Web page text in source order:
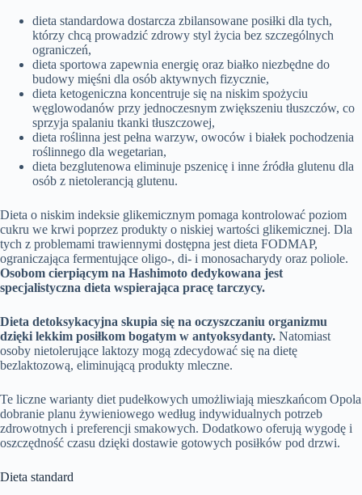
dieta standardowa dostarcza zbilansowane posiłki dla tych,
którzy chcą prowadzić zdrowy styl życia bez szczególnych
ograniczeń,
dieta sportowa zapewnia energię oraz białko niezbędne do
budowy mięśni dla osób aktywnych fizycznie,
dieta ketogeniczna koncentruje się na niskim spożyciu
węglowodanów przy jednoczesnym zwiększeniu tłuszczów, co
sprzyja spalaniu tkanki tłuszczowej,
dieta roślinna jest pełna warzyw, owoców i białek pochodzenia
roślinnego dla wegetarian,
dieta bezglutenowa eliminuje pszenicę i inne źródła glutenu dla
osób z nietolerancją glutenu.
Dieta o niskim indeksie glikemicznym pomaga kontrolować poziom
cukru we krwi poprzez produkty o niskiej wartości glikemicznej. Dla
tych z problemami trawiennymi dostępna jest dieta FODMAP,
ograniczająca fermentujące oligo-, di- i monosacharydy oraz poliole.
Osobom cierpiącym na Hashimoto dedykowana jest
specjalistyczna dieta wspierająca pracę tarczycy.
Dieta detoksykacyjna skupia się na oczyszczaniu organizmu
dzięki lekkim posiłkom bogatym w antyoksydanty. Natomiast
osoby nietolerujące laktozy mogą zdecydować się na dietę
bezlaktozową, eliminującą produkty mleczne.
Te liczne warianty diet pudełkowych umożliwiają mieszkańcom Opola
dobranie planu żywieniowego według indywidualnych potrzeb
zdrowotnych i preferencji smakowych. Dodatkowo oferują wygodę i
oszczędność czasu dzięki dostawie gotowych posiłków pod drzwi.
Dieta standard